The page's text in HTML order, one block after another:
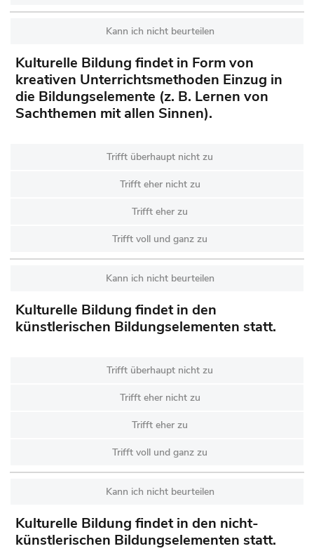
Kann ich nicht beurteilen
Kulturelle Bildung findet in Form von
kreativen Unterrichtsmethoden Einzug in
die Bildungselemente (z. B. Lernen von
Sachthemen mit allen Sinnen).
Trifft überhaupt nicht zu
Trifft eher nicht zu
Trifft eher zu
Trifft voll und ganz zu
Kann ich nicht beurteilen
Kulturelle Bildung findet in den
künstlerischen Bildungselementen statt.
Trifft überhaupt nicht zu
Trifft eher nicht zu
Trifft eher zu
Trifft voll und ganz zu
Kann ich nicht beurteilen
Kulturelle Bildung findet in den nicht-
künstlerischen Bildungselementen statt.